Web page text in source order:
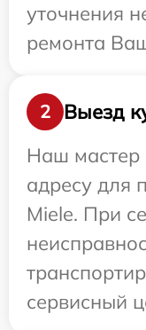
уточнения
ремонта
2
Выезд
Наш мастер
адресу для
Miele. При
сервисный